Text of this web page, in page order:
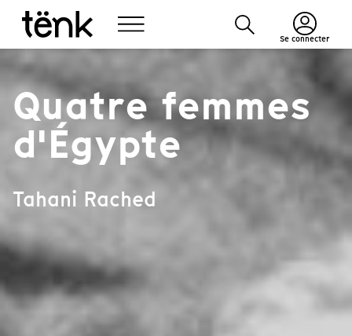
Se connecter
Quatre femmes
d'Égypte
Tahani Rached